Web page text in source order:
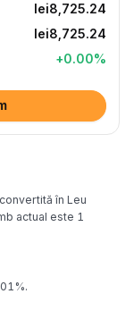
lei8,725.24
lei8,725.24
+0.00%
în Leu
actual este 1